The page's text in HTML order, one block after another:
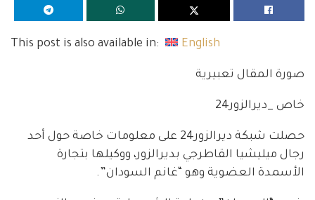
This post is also available in: English
صورة المقال تعبيرية
خاص _ديرالزور24
حصلت شبكة ديرالزور24 على معلومات خاصة حول أحد
رجال ميليشيا القاطرجي بديرالزور، ووكيلها بتجارة
الأسمدة العضوية وهو “غانم السودان”.